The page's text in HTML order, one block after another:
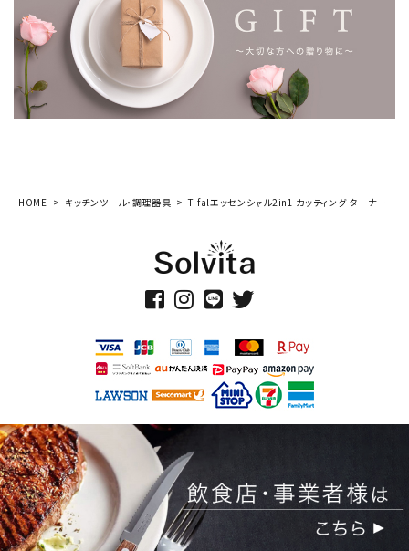
HOME キッチンツール・調理器具 T-falエッセンシャル2in1 カッティング ターナー